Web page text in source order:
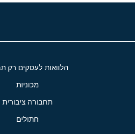
הלוואות לעסקים רק
מכוניות
תחבורה ציבורית
חתולים